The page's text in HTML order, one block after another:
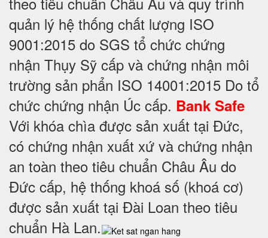
quản lý hệ thống chất lượng ISO
9001:2015 do SGS tổ chức chứng
nhận Thụy Sỹ cấp và chứng nhận môi
trường sản phẩn ISO 14001:2015 Do tổ
chức chứng nhận Úc cấp. Bank Safe
Với khóa chìa được sản xuất tại Đức,
có chứng nhận xuất xứ và chứng nhận
an toàn theo tiêu chuẩn Châu Âu do
Đức cấp, hệ thống khoá số (khoá cơ)
được sản xuất tại Đài Loan theo tiêu
chuẩn Hà Lan.